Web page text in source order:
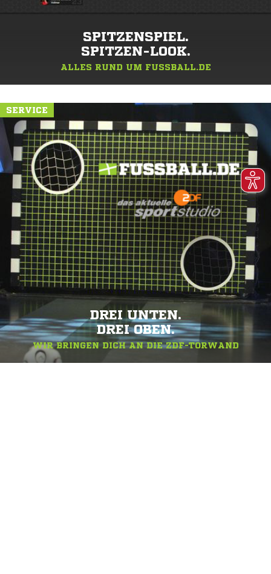
SPITZENSPIEL.
SPITZEN-LOOK.
ALLES RUND UM FUSSBALL.DE
SERVICE
DREI UNTEN.
DREI OBEN.
WIR BRINGEN DICH AN DIE ZDF-TORWAND